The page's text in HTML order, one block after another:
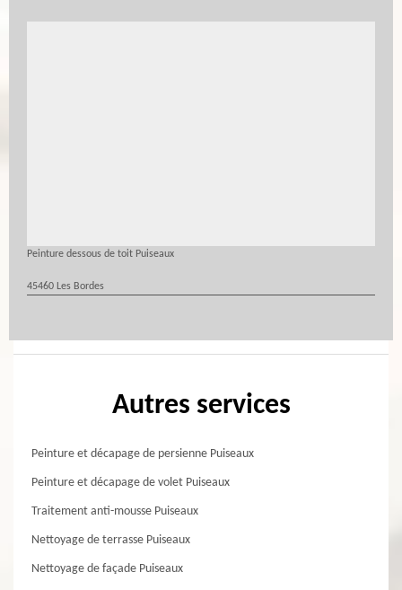
Peinture dessous de toit Puiseaux
45460 Les Bordes
Autres services
Peinture et décapage de persienne Puiseaux
Peinture et décapage de volet Puiseaux
Traitement anti-mousse Puiseaux
Nettoyage de terrasse Puiseaux
Nettoyage de façade Puiseaux